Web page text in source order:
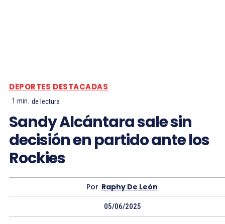
DEPORTES DESTACADAS
1 min. de lectura
Sandy Alcántara sale sin
decisión en partido ante los
Rockies
Por Raphy De León
05/06/2025